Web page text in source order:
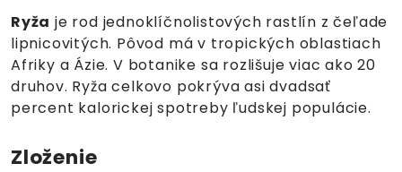
Ryža je rod jednoklíčnolistových rastlín z čeľade
lipnicovitých. Pôvod má v tropických oblastiach
Afriky a Ázie. V botanike sa rozlišuje viac ako 20
druhov. Ryža celkovo pokrýva asi dvadsať
percent kalorickej spotreby ľudskej populácie.
Zloženie